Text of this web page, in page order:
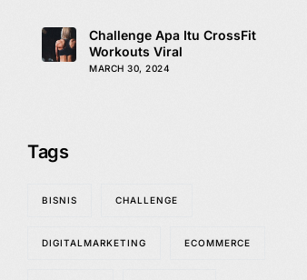
Challenge Apa Itu CrossFit
Workouts Viral
MARCH 30, 2024
Tags
BISNIS CHALLENGE
DIGITALMARKETING ECOMMERCE